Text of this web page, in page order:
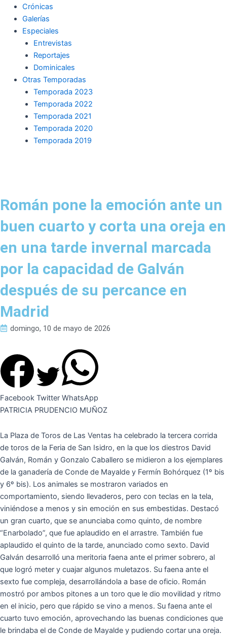
Crónicas
Galerías
Especiales
Entrevistas
Reportajes
Dominicales
Otras Temporadas
Temporada 2023
Temporada 2022
Temporada 2021
Temporada 2020
Temporada 2019
Román pone la emoción ante un
buen cuarto y corta una oreja en
en una tarde invernal marcada
por la capacidad de Galván
después de su percance en
Madrid
domingo, 10 de mayo de 2026
Facebook Twitter WhatsApp
PATRICIA PRUDENCIO MUÑOZ
La Plaza de Toros de Las Ventas ha celebrado la tercera corrida
de toros de la Feria de San Isidro, en la que los diestros David
Galván, Román y Gonzalo Caballero se midieron a los ejemplares
de la ganadería de Conde de Mayalde y Fermín Bohórquez (1º bis
y 6º bis). Los animales se mostraron variados en
comportamiento, siendo llevaderos, pero con teclas en la tela,
viniéndose a menos y sin emoción en sus embestidas. Destacó
un gran cuarto, que se anunciaba como quinto, de nombre
“Enarbolado”, que fue aplaudido en el arrastre. También fue
aplaudido el quinto de la tarde, anunciado como sexto. David
Galván desarrolló una meritoria faena ante el primer sobrero, al
que logró meter y cuajar algunos muletazos. Su faena ante el
sexto fue compleja, desarrollándola a base de oficio. Román
mostró por ambos pitones a un toro que le dio movilidad y ritmo
en el inicio, pero que rápido se vino a menos. Su faena ante el
cuarto tuvo emoción, aprovechando las buenas condiciones que
le brindaba el de Conde de Mayalde y pudiendo cortar una oreja.